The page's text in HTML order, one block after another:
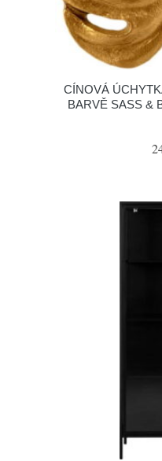
CÍNOVÁ
BARVĚ SASS &